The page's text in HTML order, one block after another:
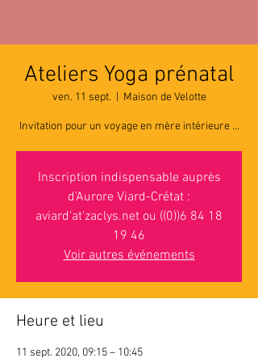
Ateliers Yoga prénatal
ven. 11 sept. Maison de Velotte
Invitation pour un voyage en mère intérieure ...
Inscription indispensable auprès
d'Aurore Viard-Crétat :
aviard'at'zaclys.net ou ((0))6 84 18
19 46
Voir autres événements
Heure et lieu
11 sept. 2020, 09:15 – 10:45